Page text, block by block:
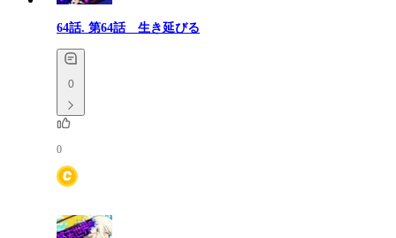
64話. 第64話 生き延びる
0
0